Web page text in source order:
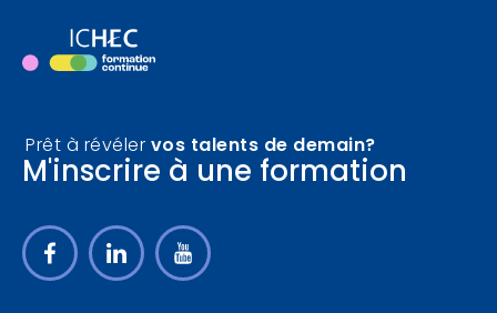
Prêt à révéler vos talents de demain?
M'inscrire à une formation